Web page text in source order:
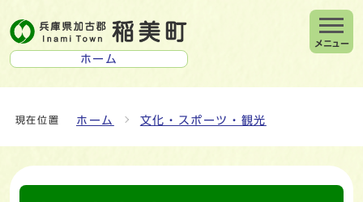
ホーム
メニュー
現在位置 ホーム 文化・スポーツ・観光